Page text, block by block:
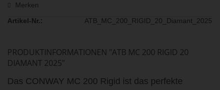
Merken
Artikel-Nr.:
ATB_MC_200_RIGID_20_Diamant_2025
PRODUKTINFORMATIONEN "ATB MC 200 RIGID 20
DIAMANT 2025"
Das CONWAY MC 200 Rigid ist das perfekte